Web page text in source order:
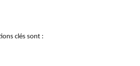
clés sont :